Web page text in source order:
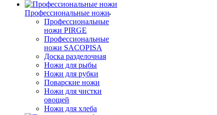
Профессиональные ножи
Профессиональные
ножи PIRGE
Профессиональные
ножи SACOPISA
Доска разделочная
Ножи для рыбы
Ножи для рубки
Поварские ножи
Ножи для чистки
овощей
Ножи для хлеба